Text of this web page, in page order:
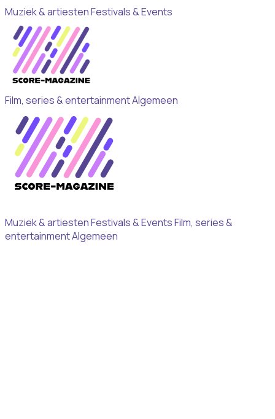
Muziek & artiestenFestivals & Events
Film, series & entertainmentAlgemeen
Muziek & artiestenFestivals & EventsFilm, series &
entertainmentAlgemeen